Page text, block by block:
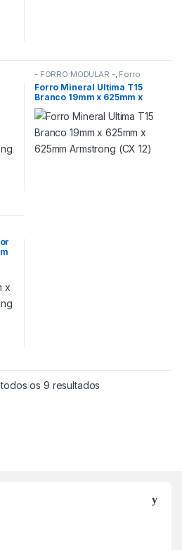
- FORRO MODULAR -, Forro
Mineral Armstrong,FORROS
Forro Mineral Ultima T15
Branco 19mm x 625mm x
625mm Armstrong (CX 12)
os 9 resultados